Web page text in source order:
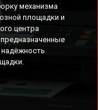
механизма
площадки и
центра